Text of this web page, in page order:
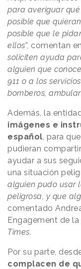
para averiguar
posible que
posible que le
ellos”, comentan
soliciten ayuda
alguien que
911 o a los
bomberos,
Además, la
imágenes e
español , para
pudieran
ayudar a sus
una situación
alguien pudo usar
peligrosa, y que
comentado
Engagement de
Times.
Por su parte,
complacen de